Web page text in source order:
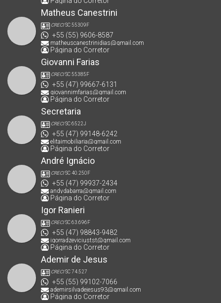
Matheus Canestrini
CRECISC 55309F
+55 (55) 9606-8587
matheuscanestrinidias@gmail.com
Página do Corretor
Giovanni Farias
CRECISC 55385F
+55 (47) 99667-6131
giovannimfarias@gmail.com
Página do Corretor
Secretaria
CRECISC 6522J
+55 (47) 99148-6242
elitaimobiliaria@gmail.com
Página do Corretor
André Ignácio
CRECISC 40.250F
+55 (47) 99937-2434
andydabarra@gmail.com
Página do Corretor
Igor Ranieri
CRECISC 63.696F
+55 (47) 98843-9482
igorradzeviciustst@gmail.com
Página do Corretor
Ademir de Jesus
CRECISC 74.527
+55 (55) 99102-7066
ademirsilvadejesus93@gmail.com
Página do Corretor